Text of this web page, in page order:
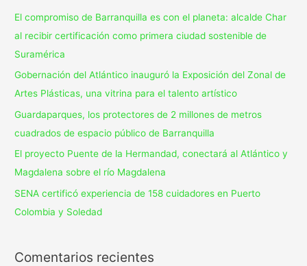
El compromiso de Barranquilla es con el planeta: alcalde Char
al recibir certificación como primera ciudad sostenible de
Suramérica
Gobernación del Atlántico inauguró la Exposición del Zonal de
Artes Plásticas, una vitrina para el talento artístico
Guardaparques, los protectores de 2 millones de metros
cuadrados de espacio público de Barranquilla
El proyecto Puente de la Hermandad, conectará al Atlántico y
Magdalena sobre el río Magdalena
SENA certificó experiencia de 158 cuidadores en Puerto
Colombia y Soledad
Comentarios recientes